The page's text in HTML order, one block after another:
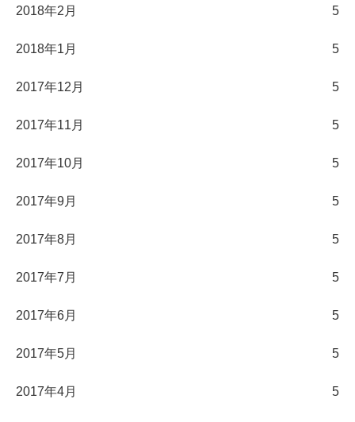
2018年2月 5
2018年1月 5
2017年12月 5
2017年11月 5
2017年10月 5
2017年9月 5
2017年8月 5
2017年7月 5
2017年6月 5
2017年5月 5
2017年4月 5